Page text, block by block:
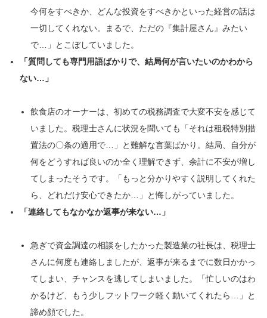
今何をすべきか、どんな投資をすべきかといった経営の話は
一切してくれない。まるで、ただの『集計屋さん』みたい
で…」とこぼしていました。
「質問しても専門用語ばかりで、結局何が言いたいのかわから
ない…」
飲食店のオーナーは、初めての税務調査で大変不安を感じて
いました。税理士さんに状況を聞いても「それは租税特別措
置法の〇条の適用で…」と難解な言葉ばかり。結局、自分が
何をどうすれば良いのか全く理解できず、余計に不安が増し
てしまったそうです。「もっと分かりやすく説明してくれた
ら、どれだけ安心できたか…」と悔しがっていました。
「連絡してもなかなか返事が来ない…」
急ぎで資金調達の相談をしたかった製造業の社長は、税理士
さんに何度も連絡しましたが、返事が来るまでに数日かかっ
てしまい、チャンスを逃してしまいました。「忙しいのはわ
かるけど、もう少しフットワーク軽く動いてくれたら…」と
諦め顔でした。